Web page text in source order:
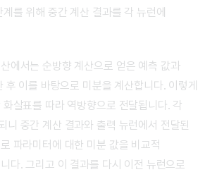
를 위해 중간 계산 결과를 각 뉴런에
에서는 순방향 계산으로 얻은 예측 값과
후 이를 바탕으로 미분을 계산합니다. 이렇게
살표를 따라 역방향으로 전달됩니다. 각
니 중간 계산 결과와 출력 뉴런에서 전달된
파라미터에 대한 미분 값을 비교적
다. 그리고 이 결과를 다시 이전 뉴런으로